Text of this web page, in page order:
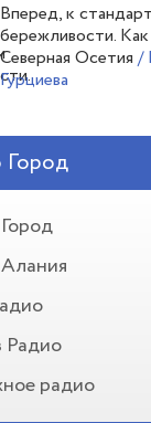
Вперед, к
бережливости.
Северная Осетия/
Гурциева
Город
Радио
радио